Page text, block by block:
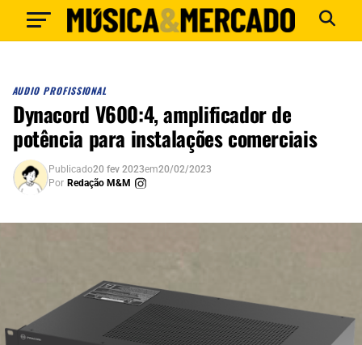
AUDIO PROFISSIONAL
Dynacord V600:4, amplificador de
potência para instalações comerciais
Publicado20 fev 2023em20/02/2023
Por Redação M&M